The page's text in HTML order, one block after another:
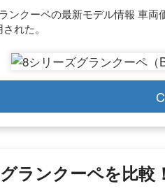
ンクーペの最新モデル情報 車
れた。
ランクーペを比較